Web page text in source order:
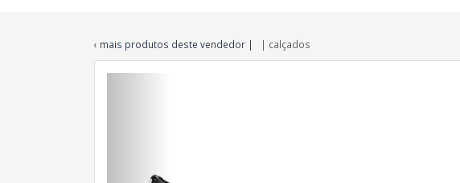
‹ mais produtos deste vendedor | | calçados